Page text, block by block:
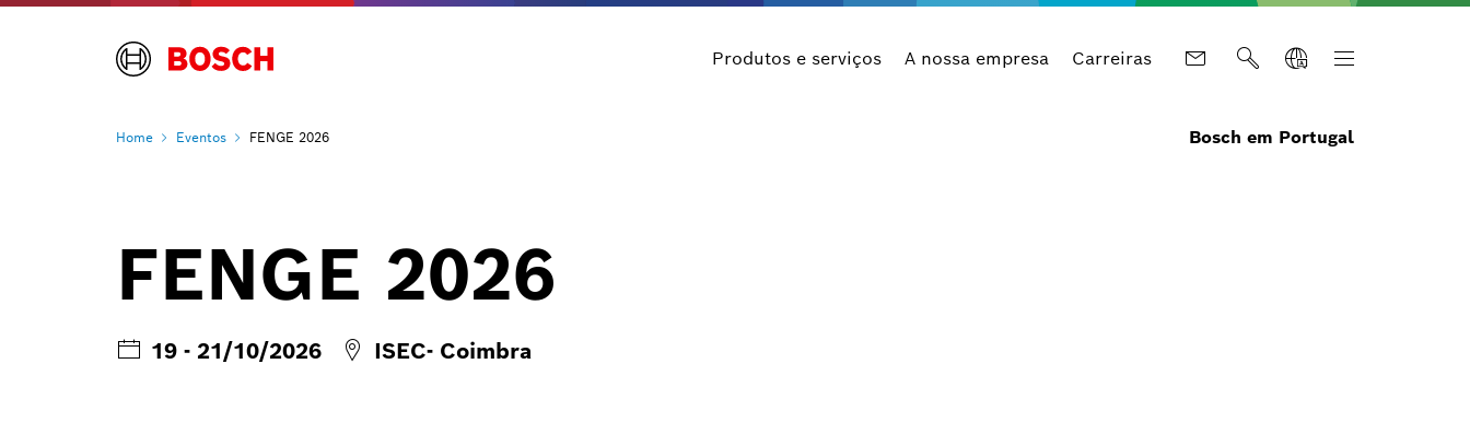
Produtos e serviços A nossa empresa Carreiras
Home Eventos FENGE 2026 Bosch em Portugal
FENGE 2026
19 - 21/10/2026 ISEC- Coimbra